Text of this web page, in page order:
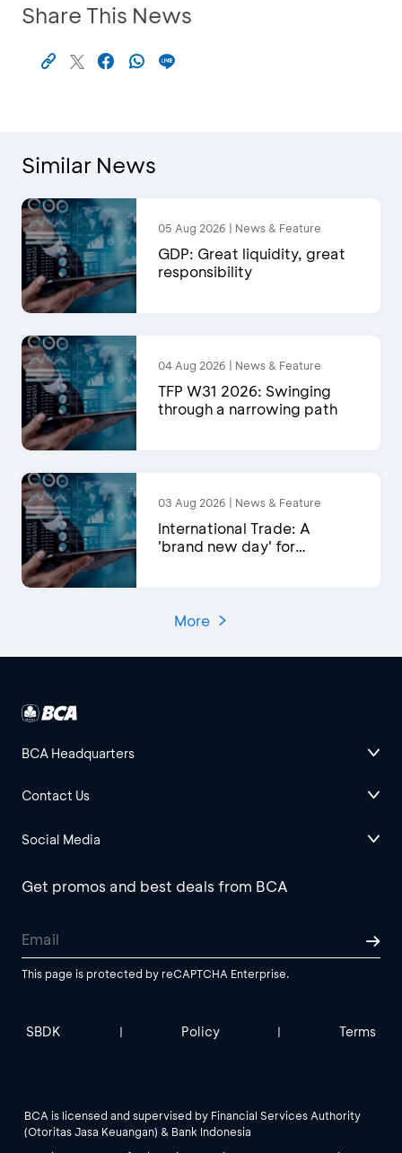
Share This News
Similar News
05 Aug 2026 | News & Feature
GDP: Great liquidity, great
responsibility
04 Aug 2026 | News & Feature
TFP W31 2026: Swinging
through a narrowing path
03 Aug 2026 | News & Feature
International Trade: A
'brand new day' for
More
BCA Headquarters
Contact Us
Social Media
Get promos and best deals from BCA
This page is protected by reCAPTCHA Enterprise.
SBDK | Policy | Terms
BCA is licensed and supervised by Financial Services Authority
(Otoritas Jasa Keuangan) & Bank Indonesia